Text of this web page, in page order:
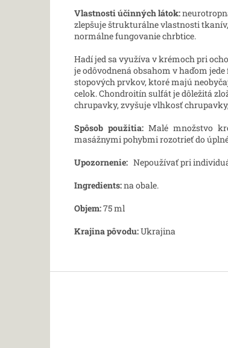
Vlastnosti účinných látok:
zlepšuje štrukturálne vlastnosti
normálne fungovanie chrbtice.
Hadí jed sa využíva v krémoch pri
je odôvodnená obsahom v haďom
stopových prvkov, ktoré majú
celok. Chondroitín sulfát je dôležitá
chrupavky, zvyšuje vlhkosť
Spôsob použitia:Malé množstvo
masážnymi pohybmi rozotrieť do
Upozornenie: Nepoužívať pri
Ingredients:na obale.
Objem:75 ml
Krajina pôvodu:Ukrajina